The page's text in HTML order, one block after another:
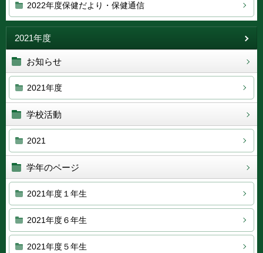
2022年度保健だより・保健通信
2021年度
お知らせ
2021年度
学校活動
2021
学年のページ
2021年度１年生
2021年度６年生
2021年度５年生